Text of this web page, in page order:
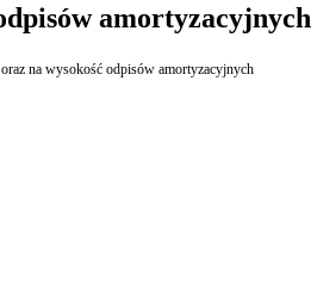
amortyzacyjnych
Otrzymanie dotacji w walucie obcej do wytworzonych już środków trwałych pozostaje bez wpływu na obliczoną wartość początkową tych środków oraz na wysokość odpisów amortyzacyjnych